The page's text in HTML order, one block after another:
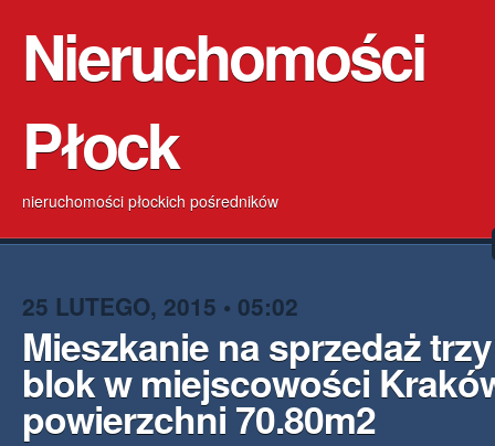
Nieruchomości
Płock
nieruchomości płockich pośredników
25 LUTEGO, 2015 • 05:02
Mieszkanie na sprzedaż
blok w miejscowości
powierzchni 70.80m2